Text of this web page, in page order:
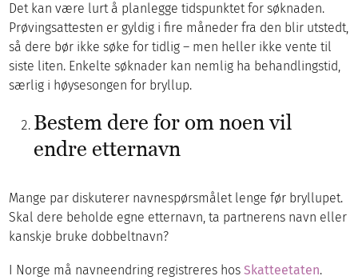
Det kan være lurt å planlegge tidspunktet for søknaden.
Prøvingsattesten er gyldig i fire måneder fra den blir utstedt,
så dere bør ikke søke for tidlig – men heller ikke vente til
siste liten. Enkelte søknader kan nemlig ha behandlingstid,
særlig i høysesongen for bryllup.
Bestem dere for om noen vil
endre etternavn
Mange par diskuterer navnespørsmålet lenge før bryllupet.
Skal dere beholde egne etternavn, ta partnerens navn eller
kanskje bruke dobbeltnavn?
I Norge må navneendring registreres hosSkatteetaten.